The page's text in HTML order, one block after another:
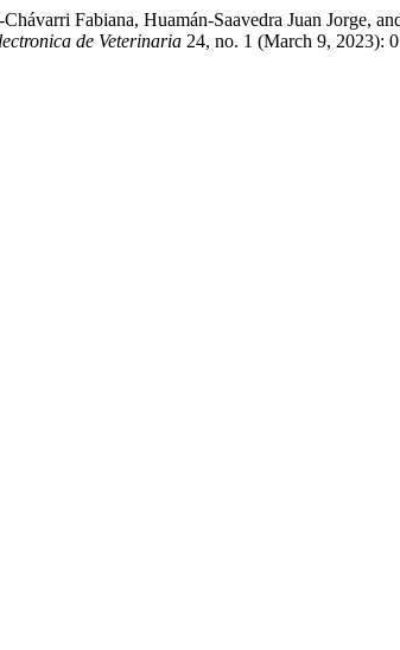
Fabiana, Huamán-Saavedra Juan Jorge,
de Veterinaria 24, no. 1 (March 9, 2023):